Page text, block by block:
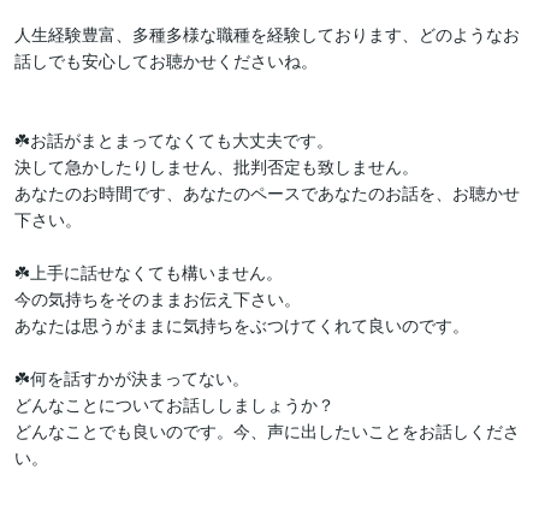
人生経験豊富、多種多様な職種を経験しております、どのようなお
話しでも安心してお聴かせくださいね。
☘️お話がまとまってなくても大丈夫です。
決して急かしたりしません、批判否定も致しません。
あなたのお時間です、あなたのペースであなたのお話を、お聴かせ
下さい。
☘️上手に話せなくても構いません。
今の気持ちをそのままお伝え下さい。
あなたは思うがままに気持ちをぶつけてくれて良いのです。
☘️何を話すかが決まってない。
どんなことについてお話ししましょうか？
どんなことでも良いのです。今、声に出したいことをお話しくださ
い。